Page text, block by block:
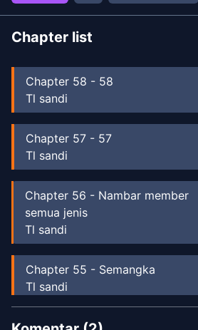
Chapter list
Chapter 58 - 58
Tl sandi
Chapter 57 - 57
Tl sandi
Chapter 56 - Nambar member
semua jenis
Tl sandi
Chapter 55 - Semangka
Tl sandi
Chapter54-Kolam renang